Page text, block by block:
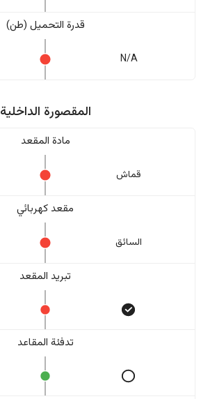
قدرة التحميل (طن)
N/A
المقصورة الداخلية
مادة المقعد
قماش
مقعد كهربائي
السائق
تبريد المقعد
تدفئة المقاعد